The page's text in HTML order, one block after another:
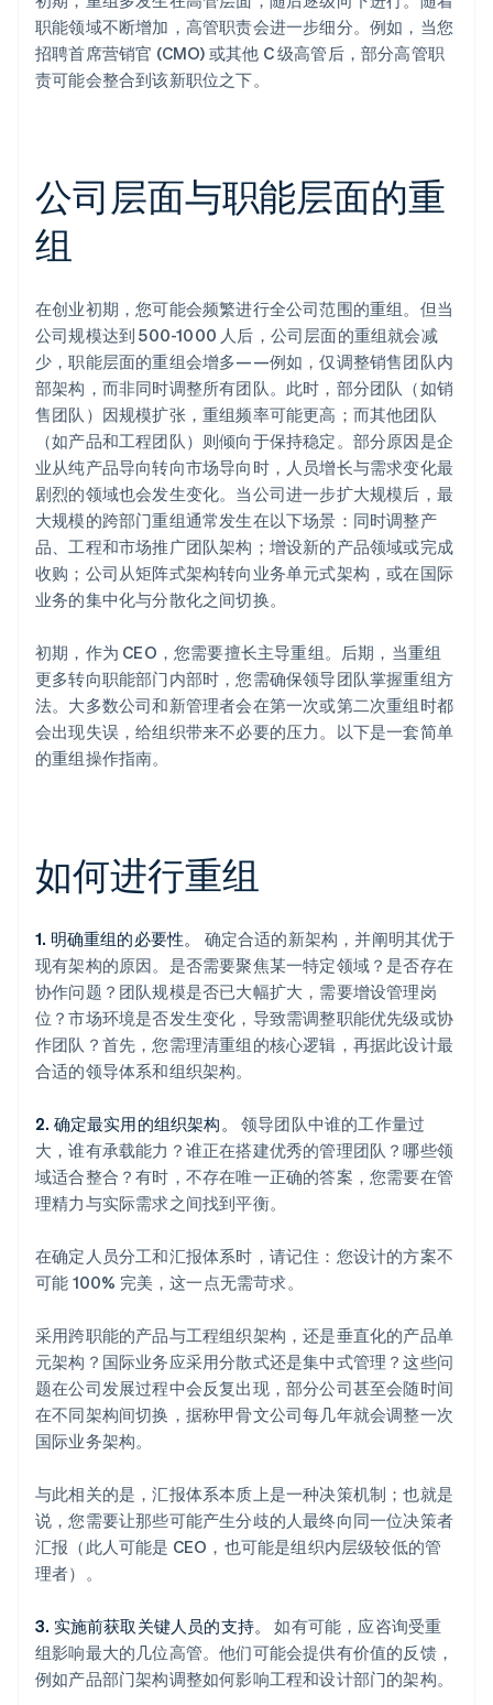
职能领域不断增加，高管职责会进一步细分。例如，当您
招聘首席营销官 (CMO) 或其他 C 级高管后，部分高管职
责可能会整合到该新职位之下。
公司层面与职能层面的重
组
在创业初期，您可能会频繁进行全公司范围的重组。但当
公司规模达到 500-1000 人后，公司层面的重组就会减
少，职能层面的重组会增多——例如，仅调整销售团队内
部架构，而非同时调整所有团队。此时，部分团队（如销
售团队）因规模扩张，重组频率可能更高；而其他团队
（如产品和工程团队）则倾向于保持稳定。部分原因是企
业从纯产品导向转向市场导向时，人员增长与需求变化最
剧烈的领域也会发生变化。当公司进一步扩大规模后，最
大规模的跨部门重组通常发生在以下场景：同时调整产
品、工程和市场推广团队架构；增设新的产品领域或完成
收购；公司从矩阵式架构转向业务单元式架构，或在国际
业务的集中化与分散化之间切换。
初期，作为 CEO，您需要擅长主导重组。后期，当重组
更多转向职能部门内部时，您需确保领导团队掌握重组方
法。大多数公司和新管理者会在第一次或第二次重组时都
会出现失误，给组织带来不必要的压力。以下是一套简单
的重组操作指南。
如何进行重组
1. 明确重组的必要性。
确定合适的新架构，并阐明其优于
现有架构的原因。是否需要聚焦某一特定领域？是否存在
协作问题？团队规模是否已大幅扩大，需要增设管理岗
位？市场环境是否发生变化，导致需调整职能优先级或协
作团队？首先，您需理清重组的核心逻辑，再据此设计最
合适的领导体系和组织架构。
2. 确定最实用的组织架构。
领导团队中谁的工作量过
大，谁有承载能力？谁正在搭建优秀的管理团队？哪些领
域适合整合？有时，不存在唯一正确的答案，您需要在管
理精力与实际需求之间找到平衡。
在确定人员分工和汇报体系时，请记住：您设计的方案不
可能 100% 完美，这一点无需苛求。
采用跨职能的产品与工程组织架构，还是垂直化的产品单
元架构？国际业务应采用分散式还是集中式管理？这些问
题在公司发展过程中会反复出现，部分公司甚至会随时间
在不同架构间切换，据称甲骨文公司每几年就会调整一次
国际业务架构。
与此相关的是，汇报体系本质上是一种决策机制；也就是
说，您需要让那些可能产生分歧的人最终向同一位决策者
汇报（此人可能是 CEO，也可能是组织内层级较低的管
理者）。
3. 实施前获取关键人员的支持。
如有可能，应咨询受重
组影响最大的几位高管。他们可能会提供有价值的反馈，
例如产品部门架构调整如何影响工程和设计部门的架构。